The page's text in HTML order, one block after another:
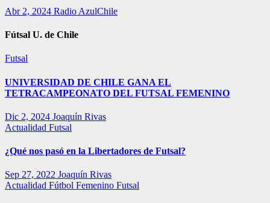
Abr 2, 2024 Radio AzulChile
Fútsal U. de Chile
Futsal
UNIVERSIDAD DE CHILE GANA EL
TETRACAMPEONATO DEL FUTSAL FEMENINO
Dic 2, 2024 Joaquín Rivas
Actualidad Futsal
¿Qué nos pasó en la Libertadores de Futsal?
Sep 27, 2022 Joaquín Rivas
Actualidad Fútbol Femenino Futsal